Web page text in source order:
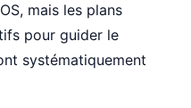
mais les plans
pour guider le
systématiquement